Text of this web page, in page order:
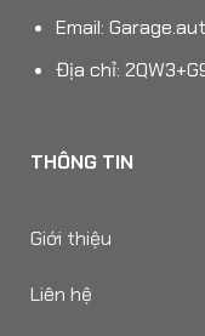
Email:
Địa chỉ:
THÔNG TIN
Giới thiệu
Liên hệ